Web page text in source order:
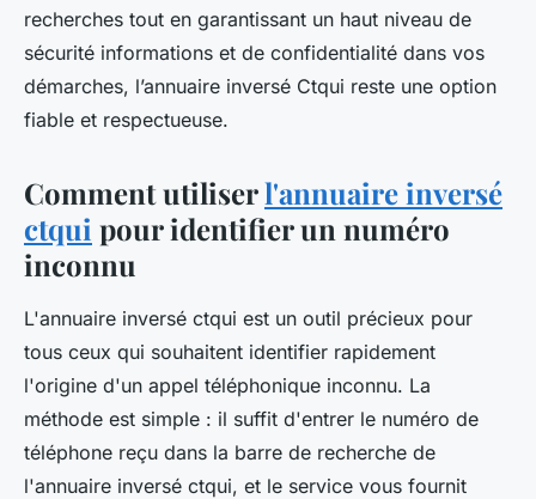
recherches tout en garantissant un haut niveau de
sécurité informations et de confidentialité dans vos
démarches, l’annuaire inversé Ctqui reste une option
fiable et respectueuse.
Comment utiliserl'annuaire inversé
ctqui pour identifier un numéro
inconnu
L'annuaire inversé ctqui est un outil précieux pour
tous ceux qui souhaitent identifier rapidement
l'origine d'un appel téléphonique inconnu. La
méthode est simple : il suffit d'entrer le numéro de
téléphone reçu dans la barre de recherche de
l'annuaire inversé ctqui, et le service vous fournit